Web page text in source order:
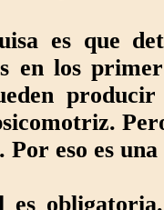
es que
en los
Por eso es
es